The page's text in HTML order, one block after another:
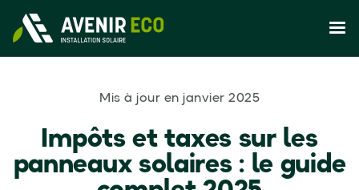
Mis à jour en janvier 2025
Impôts et taxes sur les
panneaux solaires : le guide